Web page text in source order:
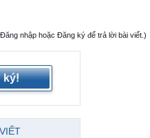
nhập hoặc Đăng ký để trả lời bài viết.)
ký!